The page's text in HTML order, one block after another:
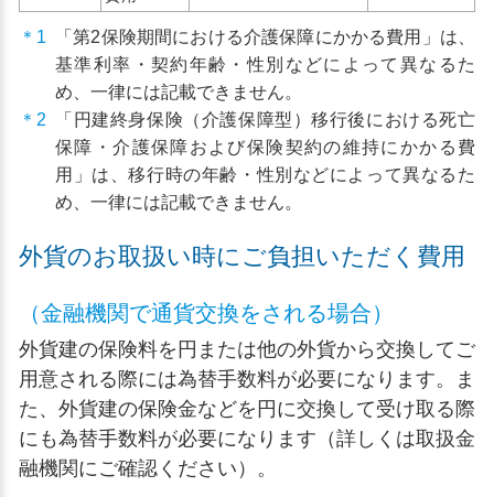
＊1
「第2保険期間における介護保障にかかる費用」は、
基準利率・契約年齢・性別などによって異なるた
め、一律には記載できません。
＊2
「円建終身保険（介護保障型）移行後における死亡
保障・介護保障および保険契約の維持にかかる費
用」は、移行時の年齢・性別などによって異なるた
め、一律には記載できません。
外貨のお取扱い時にご負担いただく費用
（金融機関で通貨交換をされる場合）
外貨建の保険料を円または他の外貨から交換してご
用意される際には為替手数料が必要になります。ま
た、外貨建の保険金などを円に交換して受け取る際
にも為替手数料が必要になります（詳しくは取扱金
融機関にご確認ください）。